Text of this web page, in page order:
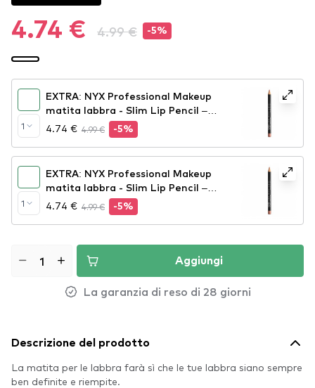
4.74 € 4.99 € -5%
1
EXTRA: NYX Professional Makeup
matita labbra - Slim Lip Pencil –
Peekaboo Neutral (SPL860)
4.74 € 4.99 € -5%
1
EXTRA: NYX Professional Makeup
matita labbra - Slim Lip Pencil –
Natural (SPL810)
4.74 € 4.99 € -5%
Aggiungi
La garanzia di reso di 28 giorni
Descrizione del prodotto
La matita per le labbra farà sì che le tue labbra siano sempre
ben definite e riempite.